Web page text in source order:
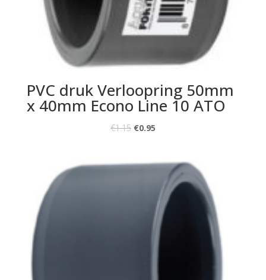
PVC druk Verloopring 50mm
x 40mm Econo Line 10 ATO
€1.15 €0.95